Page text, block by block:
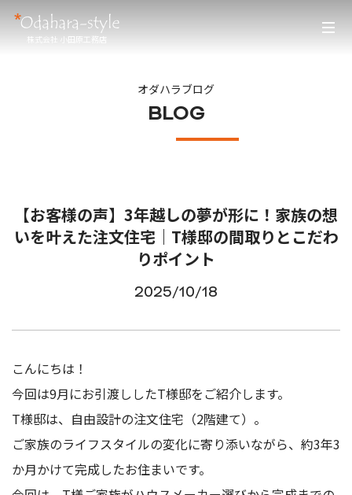
株式会社 小田原工務店
オダハラブログ
BLOG
【お客様の声】3年越しの夢が形に！家族の想
いを叶えた注文住宅｜T様邸の間取りとこだわ
りポイント
2025/10/18
こんにちは！
今回は9月にお引渡ししたT様邸をご紹介します。
T様邸は、自由設計の注文住宅（2階建て）。
ご家族のライフスタイルの変化に寄り添いながら、約3年3
か月かけて完成したお住まいです。